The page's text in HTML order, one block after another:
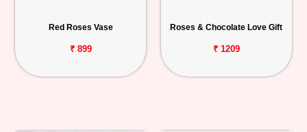
Red Roses Vase
₹ 899
Roses & Chocolate Love Gift
₹ 1209